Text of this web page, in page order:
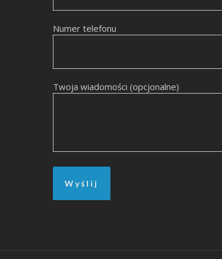
Numer telefonu
Twoja wiadomości (opcjonalne)